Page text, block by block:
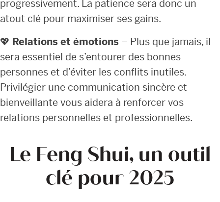
progressivement. La patience sera donc un
atout clé pour maximiser ses gains.
💖 Relations et émotions – Plus que jamais, il
sera essentiel de s’entourer des bonnes
personnes et d’éviter les conflits inutiles.
Privilégier une communication sincère et
bienveillante vous aidera à renforcer vos
relations personnelles et professionnelles.
Le Feng Shui, un outil
clé pour 2025